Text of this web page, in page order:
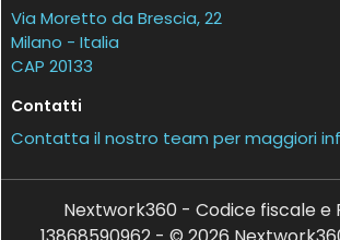
Via Moretto da Brescia, 22
Milano - Italia
CAP 20133
Contatti
Contatta il nostro team per maggiori
Nextwork360 - Codice fiscale e